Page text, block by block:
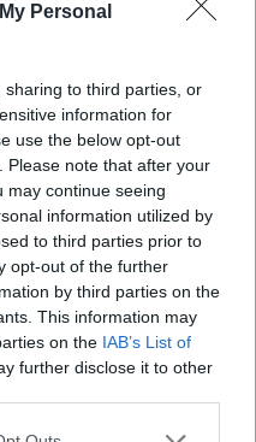
Personal
to third parties, or
information for
use the below opt-out
Please note that after your
may continue seeing
information utilized by
to third parties prior to
opt-out of the further
by third parties on the
This information may
on the IAB’s List of
further disclose it to other
οι αγνοούμενοι
στο Ξεροβούνι με το
γκρεμό.
παρέλαβε τους
στην Αμπουδιώτισσα,